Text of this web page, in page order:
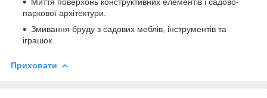
паркової архітектури.
Змивання бруду з садових меблів, інструментів та
іграшок.
Приховати